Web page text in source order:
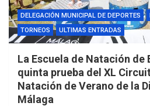
DELEGACIÓN MUNICIPAL DE DEPORTES
TORNEOS
ULTIMAS ENTRADAS
La Escuela de Natación de
quinta prueba del XL
Natación de Verano de la
Málaga